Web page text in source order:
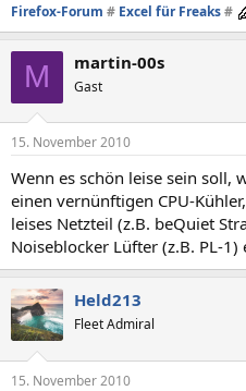
Firefox-Forum # Excel für Freaks#
M martin-00s
Gast
15. November 2010
Wenn es schön leise sein soll,
einen vernünftigen CPU-Kühler,
leises Netzteil (z.B. beQuiet
Noiseblocker Lüfter (z.B. PL-1)
Held213
Fleet Admiral
15. November 2010